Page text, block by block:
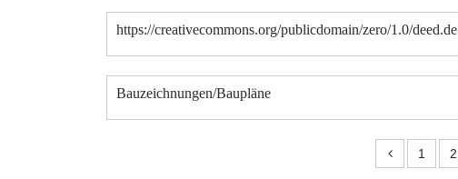
https://creativecommons.org/publicdomain/zero/1.0/deed.de
Bauzeichnungen/Baupläne
1 2